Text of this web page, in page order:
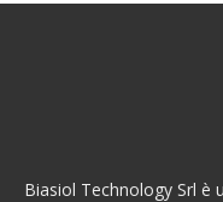
Biasiol Technology Srl è